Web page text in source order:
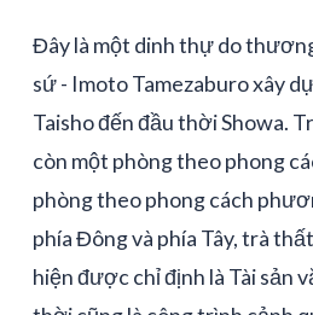
Đây là một dinh thự do
sứ - Imoto Tamezaburo xây
Taisho đến đầu thời Showa.
còn một phòng theo phong
phòng theo phong cách
phía Đông và phía Tây, trà
hiện được chỉ định là Tài sản